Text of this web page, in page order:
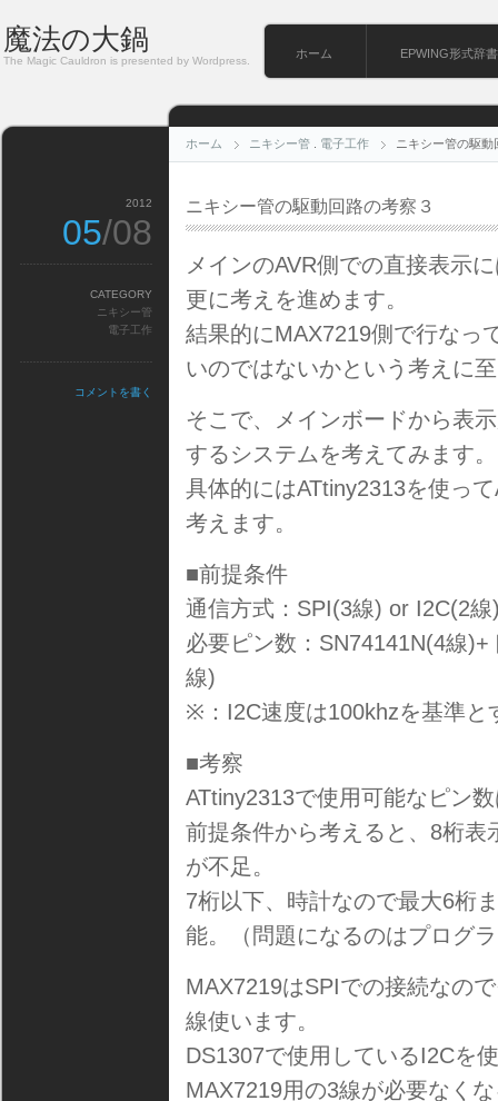
魔法の大鍋
The Magic Cauldron is presented by Wordpress.
ホーム EPWING形式辞書
ホーム ニキシー管 電子工作 ニキシー管の駆動
ニキシー管の駆動回路の考察３
メインのAVR側での直接表示
更に考えを進めます。
結果的にMAX7219側で行なっ
いのではないかという考えに
そこで、メインボードから表
するシステムを考えてみます。
具体的にはATtiny2313を使っ
考えます。
■前提条件
通信方式：SPI(3線) or I2C(2線
必要ピン数：SN74141N(4線
線)
※：I2C速度は100khzを基準と
■考察
ATtiny2313で使用可能なピン
前提条件から考えると、8桁
が不足。
7桁以下、時計なので最大6桁
能。（問題になるのはプログ
MAX7219はSPIでの接続なの
線使います。
DS1307で使用しているI2Cを
MAX7219用の3線が必要なく
2012
05/08
CATEGORY
ニキシー管
電子工作
コメントを書く